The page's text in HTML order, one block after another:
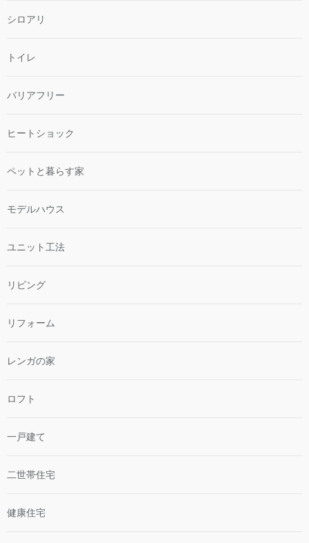
シロアリ
トイレ
バリアフリー
ヒートショック
ペットと暮らす家
モデルハウス
ユニット工法
リビング
リフォーム
レンガの家
ロフト
一戸建て
二世帯住宅
健康住宅